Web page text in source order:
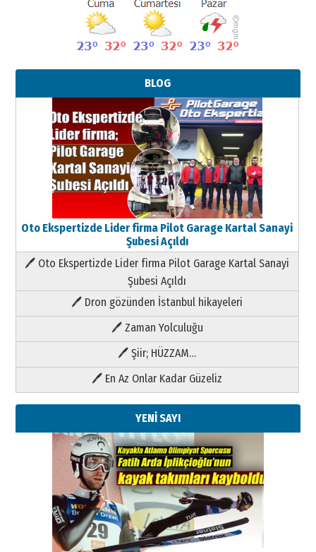
BLOG
Oto Ekspertizde Lider firma Pilot Garage Kartal Sanayi
Şubesi Açıldı
🖊 Oto Ekspertizde Lider firma Pilot Garage Kartal Sanayi
Şubesi Açıldı
🖊 Dron gözünden İstanbul hikayeleri
🖊 Zaman Yolculuğu
🖊 Şiir; HÜZZAM…
🖊 En Az Onlar Kadar Güzeliz
YENİ SAYI
Kenan GÜLERCİ